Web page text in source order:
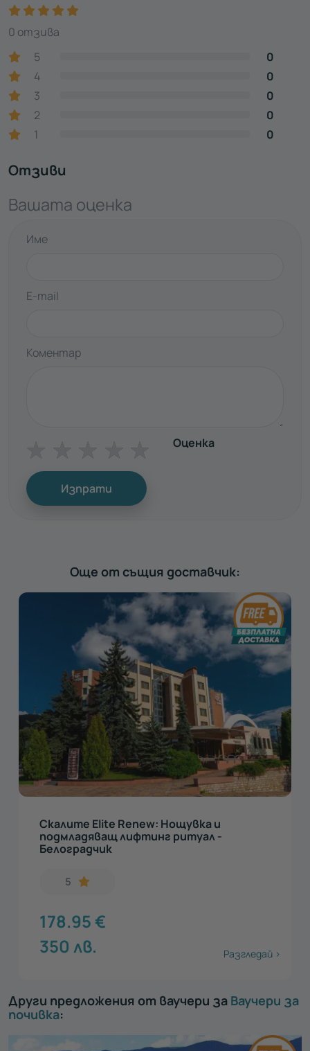
0 отзива
5
0
4
0
3
0
2
0
1
0
Отзиви
Вашата оценка
Име
E-mail
Коментар
Оценка
Изпрати
Още от същия доставчик:
Скалите Elite Renew: Нощувка и
подмладяващ лифтинг ритуал -
Белоградчик
178.95€
350 лв.
5
Разгледай >
Други предложения от ваучери за Ваучери за
почивка: